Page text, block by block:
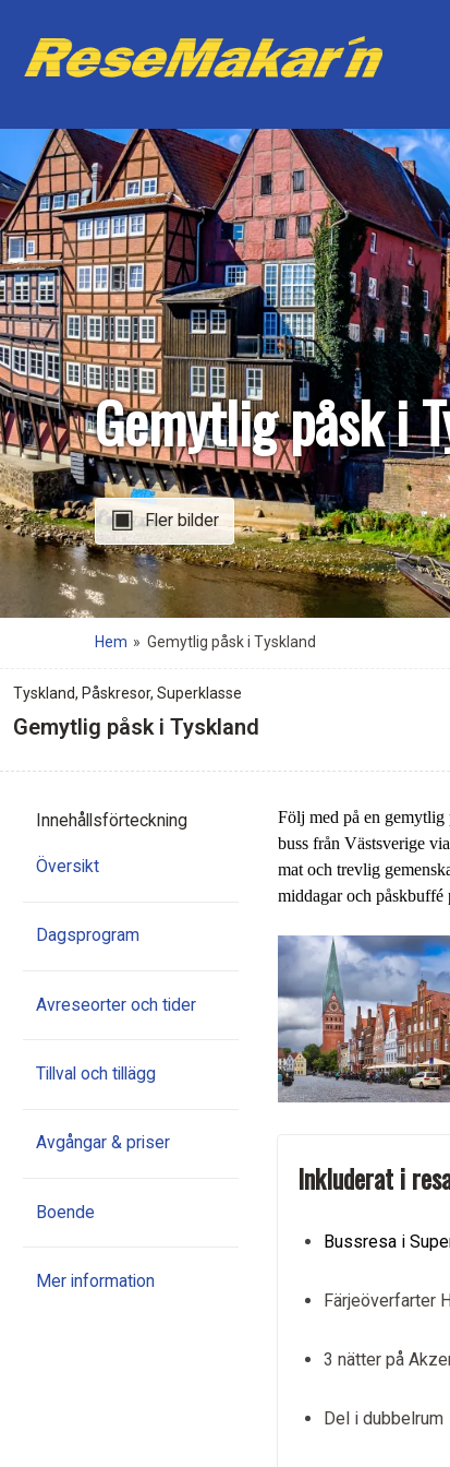
Gemytlig påsk i
Fler bilder
Hem » Gemytlig påsk i Tyskland
Tyskland, Påskresor, Superklasse
Gemytlig påsk i Tyskland
Innehållsförteckning
Översikt
Dagsprogram
Avreseorter och tider
Tillval och tillägg
Avgångar & priser
Boende
Mer information
Följ med på en gemytlig
buss från Västsverige
mat och trevlig
middagar och påskbuffé
Inkluderat i
Bussresa i
Färjeöverfarter
3 nätter på
Del i dubbelrum